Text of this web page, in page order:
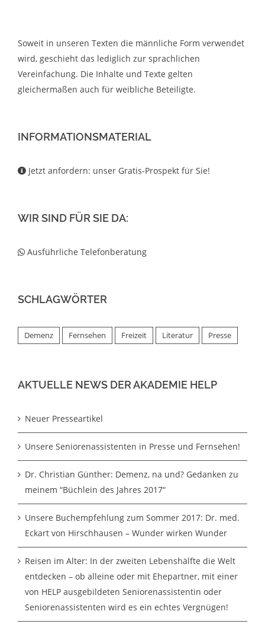
Soweit in unseren Texten die männliche Form verwendet
wird, geschieht das lediglich zur sprachlichen
Vereinfachung. Die Inhalte und Texte gelten
gleichermaßen auch für weibliche Beteiligte.
INFORMATIONSMATERIAL
Jetzt anfordern: unser Gratis-Prospekt für Sie!
WIR SIND FÜR SIE DA:
Ausführliche Telefonberatung
SCHLAGWÖRTER
Demenz Fernsehen Freizeit Literatur Presse
AKTUELLE NEWS DER AKADEMIE HELP
Neuer Presseartikel
Unsere Seniorenassistenten in Presse und Fernsehen!
Dr. Christian Günther: Demenz, na und? Gedanken zu
meinem “Büchlein des Jahres 2017“
Unsere Buchempfehlung zum Sommer 2017: Dr. med.
Eckart von Hirschhausen – Wunder wirken Wunder
Reisen im Alter: In der zweiten Lebenshälfte die Welt
entdecken – ob alleine oder mit Ehepartner, mit einer
von HELP ausgebildeten Seniorenassistentin oder
Seniorenassistenten wird es ein echtes Vergnügen!